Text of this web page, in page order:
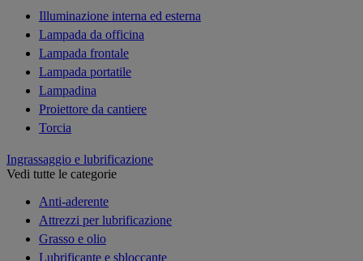
Illuminazione interna ed esterna
Lampada da officina
Lampada frontale
Lampada portatile
Lampadina
Proiettore da cantiere
Torcia
Ingrassaggio e lubrificazione
Vedi tutte le categorie
Anti-aderente
Attrezzi per lubrificazione
Grasso e olio
Lubrificante e sbloccante